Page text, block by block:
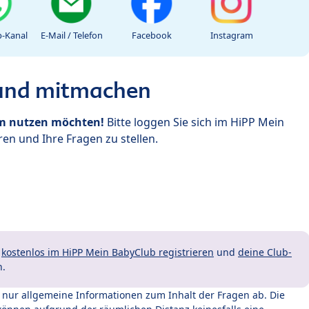
Kanal E-Mail / Telefon Facebook Instagram
mitmachen
nutzen möchten! Bitte loggen Sie sich im HiPP Mein
und Ihre Fragen zu stellen.
kostenlos im HiPP Mein BabyClub registrieren und deine Club-
allgemeine Informationen zum Inhalt der Fragen ab. Die